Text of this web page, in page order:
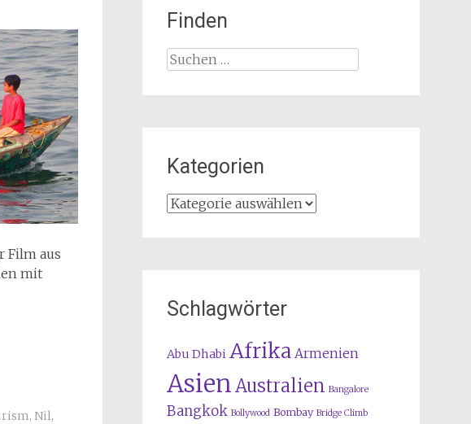
Film aus
mit
, Nil,
Finden
Suchen
Kategorien
Kategorien
Schlagwörter
Abu Dhabi Afrika Armenien
AsienAustralien Bangalore
Bangkok Bollywood Bombay Bridge Climb